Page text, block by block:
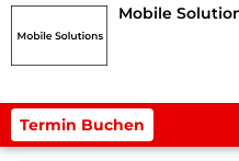
Mobile
Termin Buchen